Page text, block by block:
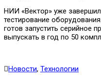
НИИ «Вектор» уже
тестирование
готов запустить серийное
выпускать в год по 50
Новости, Технологии